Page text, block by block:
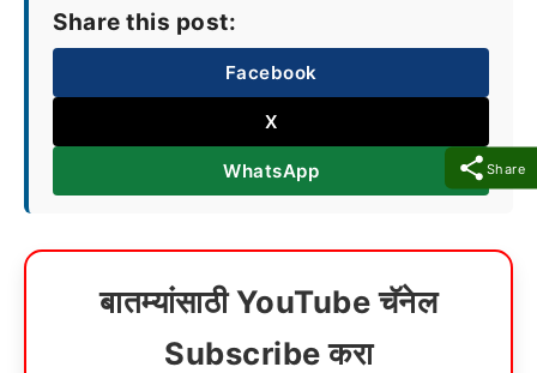
Share
Share this post:
Facebook
X
WhatsApp
बातम्यांसाठी YouTube चॅनेल
Subscribe करा